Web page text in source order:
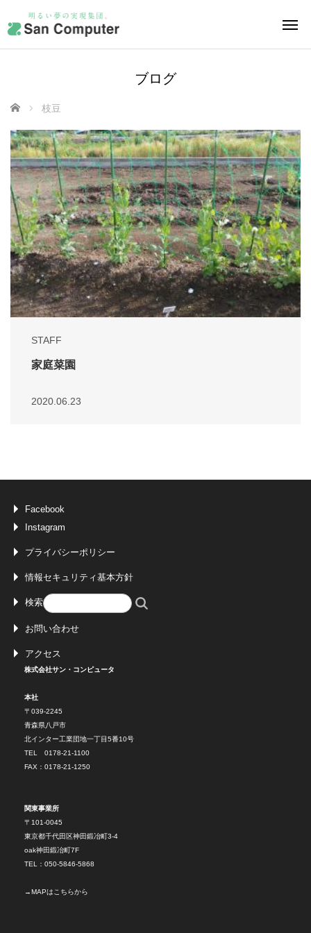
ブログ
ホーム 枝豆
STAFF
家庭菜園
2020.06.23
Facebook
Instagram
プライバシーポリシー
情報セキュリティ基本方針
検索
お問い合わせ
アクセス
株式会社サン・コンピュータ
本社
〒039-2245
青森県八戸市
北インター工業団地一丁目5番10号
TEL 0178-21-1100
FAX：0178-21-1250
関東事業所
〒101-0045
東京都千代田区神田鍛冶町3-4
oak神田鍛冶町7F
TEL：050-5846-5868
→MAPはこちらから